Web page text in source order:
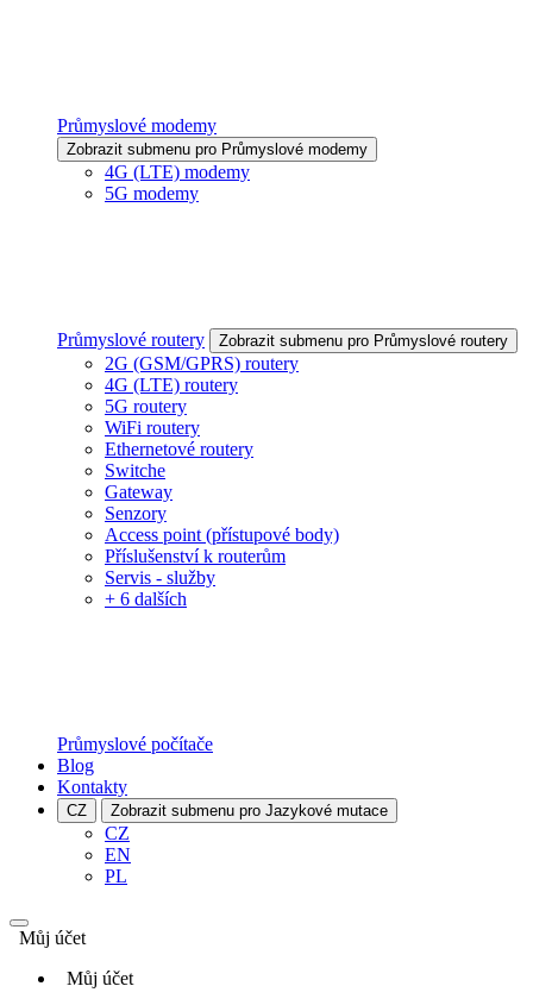
Průmyslové modemy
Zobrazit submenu pro Průmyslové modemy
4G (LTE) modemy
5G modemy
Průmyslové routery Zobrazit submenu pro Průmyslové routery
2G (GSM/GPRS) routery
4G (LTE) routery
5G routery
WiFi routery
Ethernetové routery
Switche
Gateway
Senzory
Access point (přístupové body)
Příslušenství k routerům
Servis - služby
+ 6 dalších
Průmyslové počítače
Blog
Kontakty
CZ Zobrazit submenu pro Jazykové mutace
CZ
EN
PL
Můj účet
Můj účet